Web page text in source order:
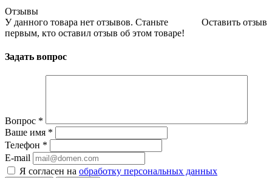
Отзывы
Оставить отзыв
У данного товара нет отзывов. Станьте
первым, кто оставил отзыв об этом товаре!
Задать вопрос
Вопрос *
Ваше имя *
Телефон *
E-mail
Я согласен на обработку персональных данных